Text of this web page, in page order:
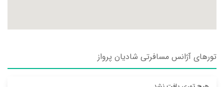
تورهای آژانس مسافرتی شاديان پرواز